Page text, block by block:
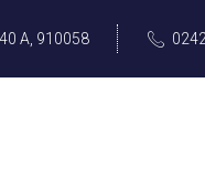
A, 910058